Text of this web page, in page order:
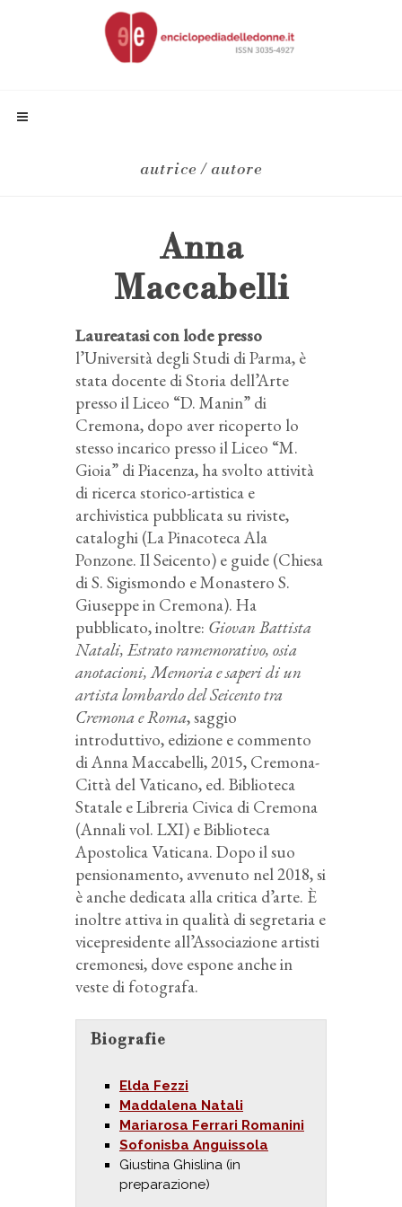
autrice / autore
Anna
Maccabelli
Laureatasi con lode presso
l’Università degli Studi di Parma, è
stata docente di Storia dell’Arte
presso il Liceo “D. Manin” di
Cremona, dopo aver ricoperto lo
stesso incarico presso il Liceo “M.
Gioia” di Piacenza, ha svolto attività
di ricerca storico-artistica e
archivistica pubblicata su riviste,
cataloghi (La Pinacoteca Ala
Ponzone. Il Seicento) e guide (Chiesa
di S. Sigismondo e Monastero S.
Giuseppe in Cremona). Ha
pubblicato, inoltre: Giovan Battista
Natali, Estrato ramemorativo, osia
anotacioni, Memoria e saperi di un
artista lombardo del Seicento tra
Cremona e Roma, saggio
introduttivo, edizione e commento
di Anna Maccabelli, 2015, Cremona-
Città del Vaticano, ed. Biblioteca
Statale e Libreria Civica di Cremona
(Annali vol. LXI) e Biblioteca
Apostolica Vaticana. Dopo il suo
pensionamento, avvenuto nel 2018, si
è anche dedicata alla critica d’arte. È
inoltre attiva in qualità di segretaria e
vicepresidente all’Associazione artisti
cremonesi, dove espone anche in
veste di fotografa.
Biografie
Elda Fezzi
Maddalena Natali
Mariarosa Ferrari Romanini
Sofonisba Anguissola
Giustina Ghislina (in
preparazione)